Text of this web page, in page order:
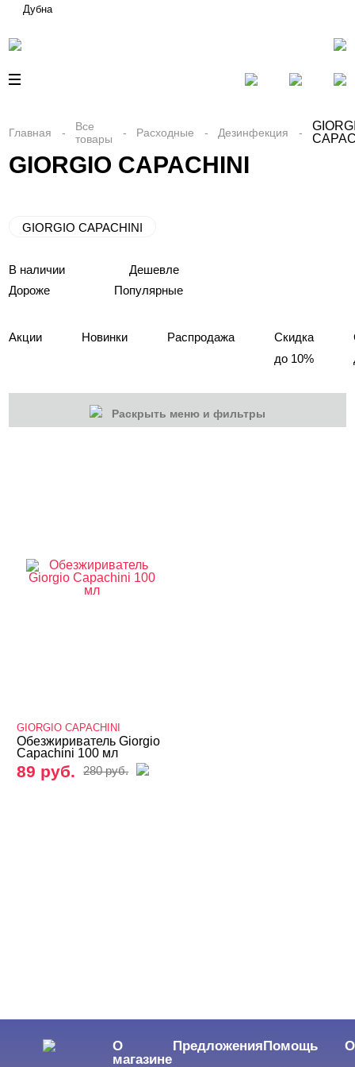
Дубна
Главная
Все
товары
Расходные Дезинфекция
GIORGIO CAPACHINI
GIORGIO CAPACHINI
В наличии
Дешевле
Дороже
Популярные
Акции Новинки Распродажа
Скидка
до 10%
Раскрыть меню и фильтры
Распродажа
Подарки и сертификаты
GIORGIO CAPACHINI
Nano Professional
Patrisa Nail
БРЕНДЫ Cвернуть
GIORGIO CAPACHINI
Обезжириватель Giorgio
Capachini 100 мл
89 руб. 280 руб.
О
магазине
ПредложенияПомощь